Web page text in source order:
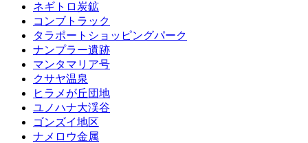
ネギトロ炭鉱
コンブトラック
タラポートショッピングパーク
ナンプラー遺跡
マンタマリア号
クサヤ温泉
ヒラメが丘団地
ユノハナ大渓谷
ゴンズイ地区
ナメロウ金属